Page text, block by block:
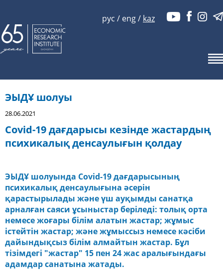
рус / eng/ kaz
ЭЫДҰ шолуы
28.06.2021
Covid-19 дағдарысы кезінде жастардың
психикалық денсаулығын қолдау
ЭЫДҰ шолуында Covid-19 дағдарысының
психикалық денсаулығына әсерін
қарастырылады және үш ауқымды санатқа
арналған саяси ұсыныстар беріледі: толық орта
немесе жоғары білім алатын жастар; жұмыс
істейтін жастар; және жұмыссыз немесе кәсіби
дайындықсыз білім алмайтын жастар. Бұл
тізімдегі "жастар" 15 пен 24 жас аралығындағы
адамдар санатына жатады.